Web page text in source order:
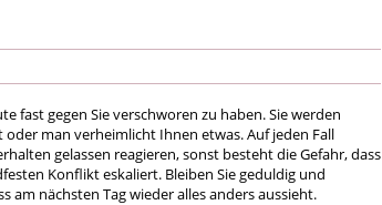
fast gegen Sie verschworen zu haben. Sie werden
man verheimlicht Ihnen etwas. Auf jeden Fall
gelassen reagieren, sonst besteht die Gefahr, dass
Konflikt eskaliert. Bleiben Sie geduldig und
am nächsten Tag wieder alles anders aussieht.